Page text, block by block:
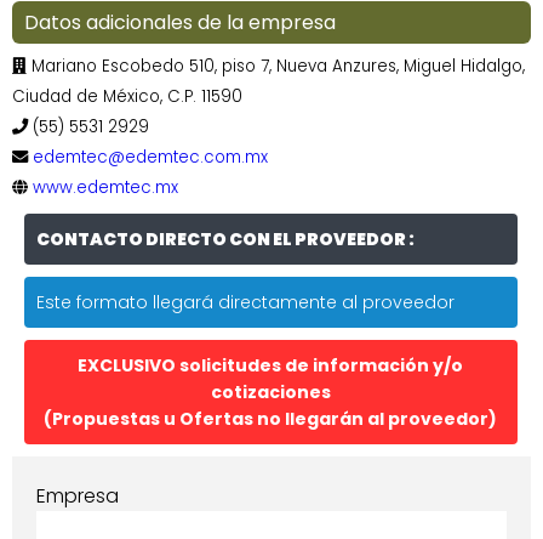
Datos adicionales de la empresa
Mariano Escobedo 510, piso 7, Nueva Anzures, Miguel Hidalgo,
Ciudad de México, C.P. 11590
(55) 5531 2929
edemtec@edemtec.com.mx
www.edemtec.mx
CONTACTO DIRECTO CON EL PROVEEDOR :
Este formato llegará directamente al proveedor
EXCLUSIVO solicitudes de información y/o
cotizaciones
(Propuestas u Ofertas no llegarán al proveedor)
Empresa